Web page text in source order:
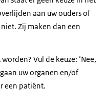
aan uw ouders of
Zij maken dan een
Vul de keuze: ‘Nee,
uw organen en/of
een patiënt.